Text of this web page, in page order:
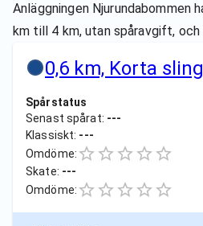
Anläggningen Njurundabommen
km till 4 km, utan spåravgift, och
0,6 km, Korta
Spårstatus
Senast spårat: ---
Klassiskt: ---
Omdöme:
Skate: ---
Omdöme: